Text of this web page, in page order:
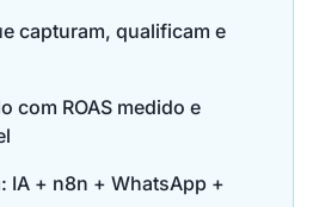
capturam, qualificam e
com ROAS medido e
IA + n8n + WhatsApp +